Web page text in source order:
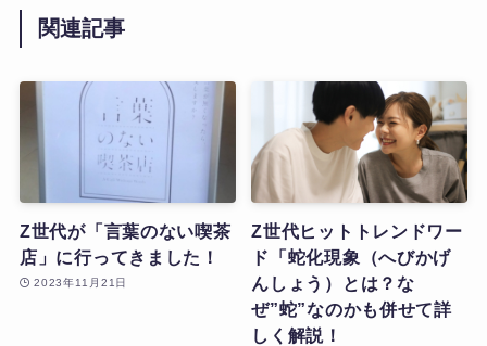
関連記事
Z世代が「言葉のない喫茶
店」に行ってきました！
2023年11月21日
Z世代ヒットトレンドワー
ド「蛇化現象（へびかげ
んしょう）とは？な
ぜ”蛇”なのかも併せて詳
しく解説！